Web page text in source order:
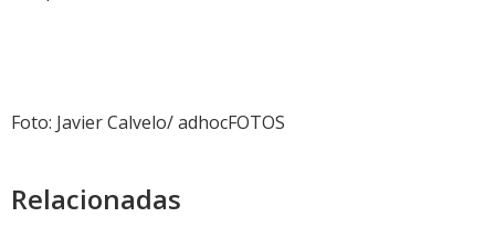
Foto: Javier Calvelo/ adhocFOTOS
Relacionadas